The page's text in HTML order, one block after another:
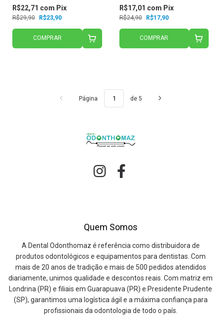
R$29,90 R$23,90
R$22,71 com Pix
COMPRAR
R$24,90 R$17,90
R$17,01 com Pix
COMPRAR
Página de 5
Quem Somos
A Dental Odonthomaz é referência como distribuidora de
produtos odontológicos e equipamentos para dentistas. Com
mais de 20 anos de tradição e mais de 500 pedidos atendidos
diariamente, unimos qualidade e descontos reais. Com matriz em
Londrina (PR) e filiais em Guarapuava (PR) e Presidente Prudente
(SP), garantimos uma logística ágil e a máxima confiança para
profissionais da odontologia de todo o país.